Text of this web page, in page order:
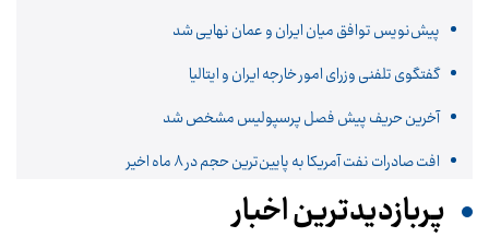
پیش‌نویس توافق میان ایران و عمان نهایی شد
گفتگوی تلفنی وزرای امور خارجه ایران و ایتالیا
آخرین حریف پیش فصل پرسپولیس مشخص شد
افت صادرات نفت آمریکا به پایین‌ترین حجم در ۸ ماه اخیر
پربازدیدترین اخبار